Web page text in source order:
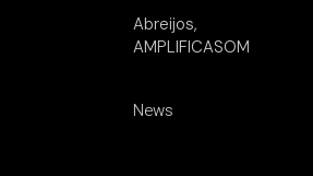
Abreijos,
AMPLIFICASOM
News